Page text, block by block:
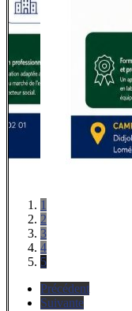
1
2
3
4
5
Précédent
Suivante